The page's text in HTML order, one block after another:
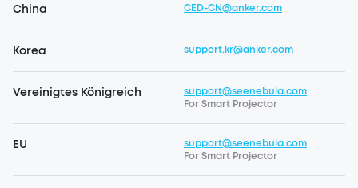
China CED-CN@anker.com
Korea support.kr@anker.com
Vereinigtes Königreich
support@seenebula.com
For Smart Projector
EU
support@seenebula.com
For Smart Projector